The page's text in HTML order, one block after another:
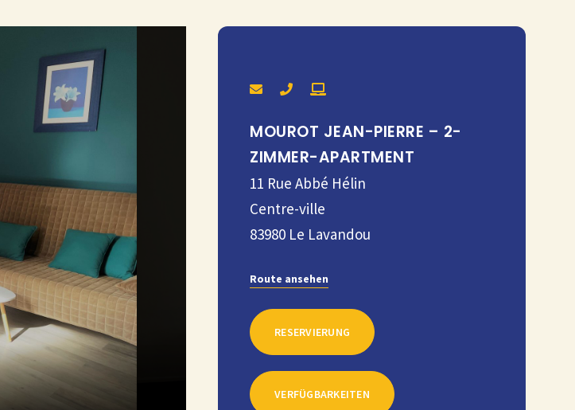
MOUROT JEAN-PIERRE – 2-
ZIMMER-APARTMENT
11 Rue Abbé Hélin
Centre-ville
83980 Le Lavandou
Route ansehen
RESERVIERUNG
VERFÜGBARKEITEN